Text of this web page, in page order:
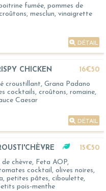
fumée, pommes de
mesclun, vinaigrette
DÉTAIL
CHICKEN
16€50
croustillant, Grana Padano
cocktails, croûtons, romaine,
Caesar
DÉTAIL
15€50
chèvre, Feta AOP,
cocktail, olives noires,
petites pâtes, ciboulette,
pois-menthe